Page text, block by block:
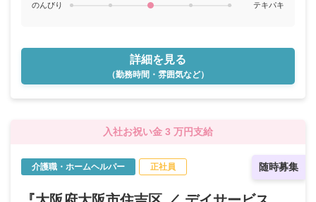
のんびり
テキパキ
詳細を見る
（勤務時間・雰囲気など）
入社お祝い金 3 万円支給
随時募集
介護職・ホームヘルパー 正社員